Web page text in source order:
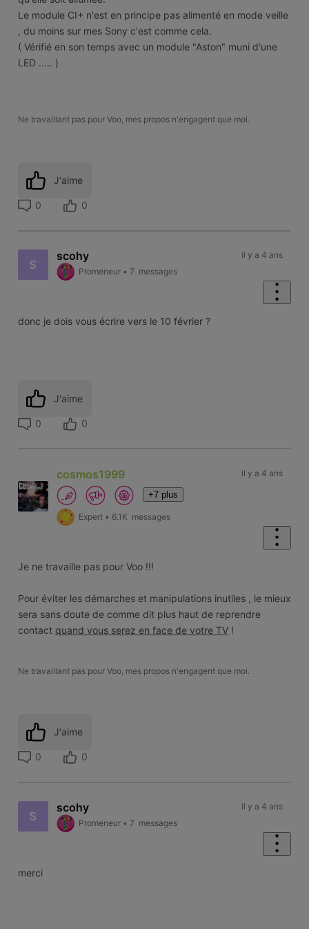
Le module CI+ n'est en principe pas alimenté en mode veille
, du moins sur mes Sony c'est comme cela.
( Vérifié en son temps avec un module "Aston" muni d'une
LED ..... )
Ne travaillant pas pour Voo, mes propos n'engagent que moi.
J'aime
0 0
S
scohy
Promeneur • 7 messages
il y a 4 ans
donc je dois vous écrire vers le 10 février ?
J'aime
0 0
cosmos1999
+7 plus
Expert • 6.1K messages
il y a 4 ans
Je ne travaille pas pour Voo !!!
Pour éviter les démarches et manipulations inutiles , le mieux
sera sans doute de comme dit plus haut de reprendre
contact quand vous serez en face de votre TV!
Ne travaillant pas pour Voo, mes propos n'engagent que moi.
J'aime
0 0
S
scohy
Promeneur • 7 messages
il y a 4 ans
merci